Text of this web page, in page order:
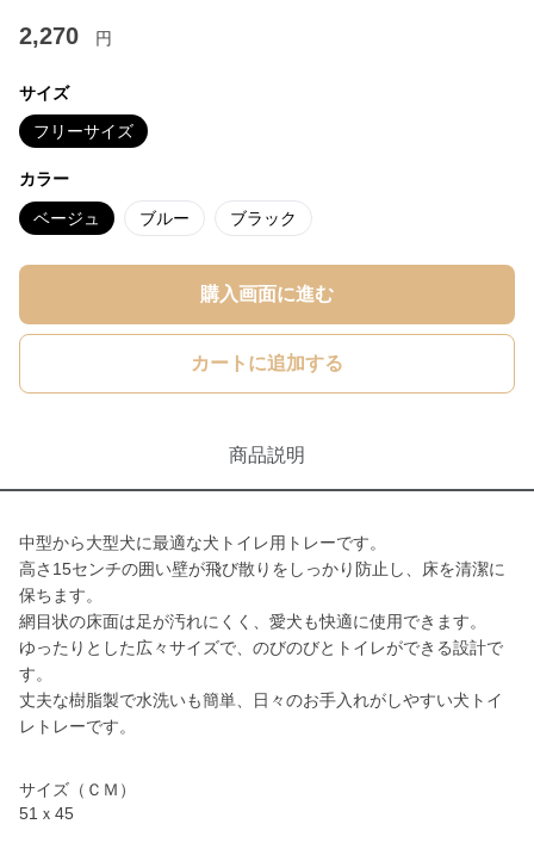
2,270 円
サイズ
フリーサイズ
カラー
ベージュ ブルー ブラック
購入画面に進む
カートに追加する
商品説明
中型から大型犬に最適な犬トイレ用トレーです。
高さ15センチの囲い壁が飛び散りをしっかり防止し、床を清潔に
保ちます。
網目状の床面は足が汚れにくく、愛犬も快適に使用できます。
ゆったりとした広々サイズで、のびのびとトイレができる設計で
す。
丈夫な樹脂製で水洗いも簡単、日々のお手入れがしやすい犬トイ
レトレーです。
サイズ（ＣＭ）
51ｘ45